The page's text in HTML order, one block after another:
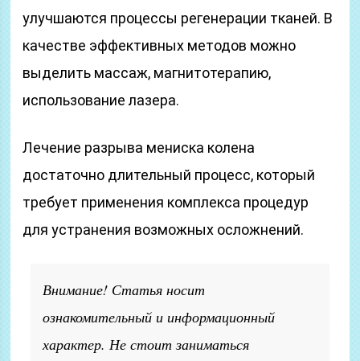
улучшаются процессы регенерации тканей. В
качестве эффективных методов можно
выделить массаж, магнитотерапию,
использование лазера.
Лечение разрыва мениска колена
достаточно длительный процесс, который
требует применения комплекса процедур
для устранения возможных осложнений.
Внимание! Статья носит
ознакомительный и информационный
характер. Не стоит заниматься